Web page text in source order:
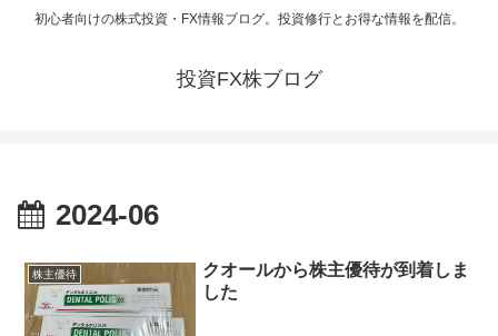
初心者向けの株式投資・FX情報ブログ。投資修行とお得な情報を配信。
投資FX株ブログ
2024-06
株主優待
クオールから株主優待が到着しま
した